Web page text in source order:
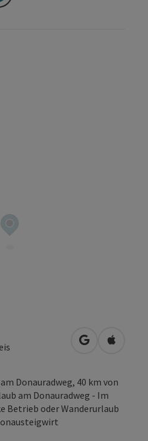
in Google
in
Donauradweg, 40 km von
am Donauradweg - Im
Betrieb oder Wanderurlaub